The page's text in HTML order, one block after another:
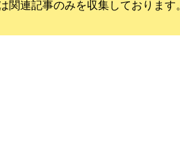
関連記事のみを収集しております。